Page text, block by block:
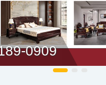
0909